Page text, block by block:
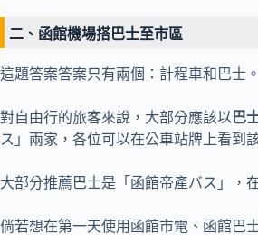
二、函館機場搭巴士至市區
這題答案答案只有兩個：計程車和巴士
對自由行的旅客來說，大部分應該以 巴
ス」兩家，各位可以在公車站牌上看到
大部分推薦巴士是「函館帝產バス」，
倘若想在第一天使用函館市電、函館巴